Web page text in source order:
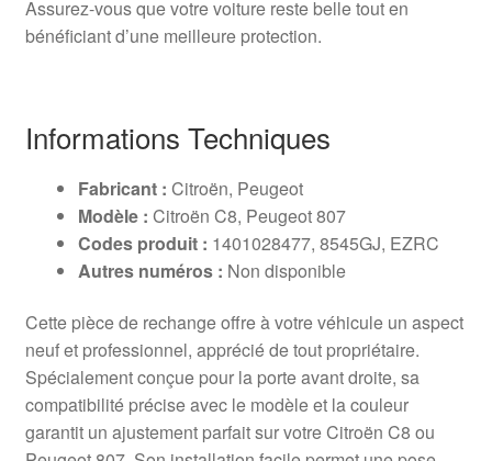
Assurez-vous que votre voiture reste belle tout en
bénéficiant d’une meilleure protection.
Informations Techniques
Fabricant : Citroën, Peugeot
Modèle : Citroën C8, Peugeot 807
Codes produit : 1401028477, 8545GJ, EZRC
Autres numéros : Non disponible
Cette pièce de rechange offre à votre véhicule un aspect
neuf et professionnel, apprécié de tout propriétaire.
Spécialement conçue pour la porte avant droite, sa
compatibilité précise avec le modèle et la couleur
garantit un ajustement parfait sur votre Citroën C8 ou